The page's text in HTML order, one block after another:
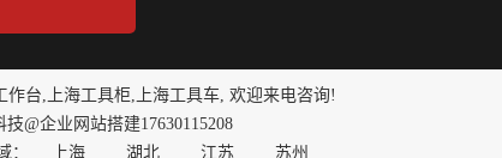
作台 上海工具柜 上海工具车, 欢迎来电咨询!
技@企业网站搭建17630115208
： 上海 湖北 江苏 苏州